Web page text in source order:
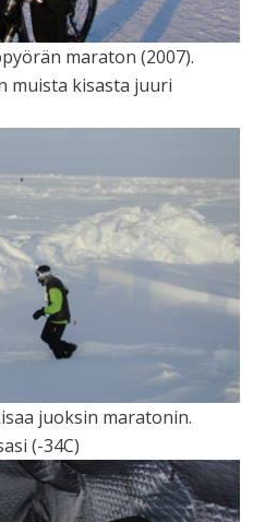
maraton (2007).
muista kisasta juuri
juoksin maratonin.
(-34C)